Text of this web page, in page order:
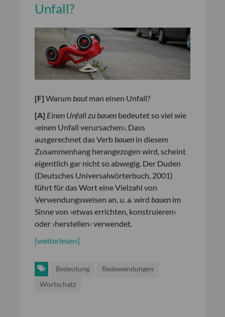
Unfall?
[F] Warum bautman einen Unfall?
[A] Einen Unfall zu bauen bedeutet so viel wie
›einen Unfall verursachen‹. Dass
ausgerechnet das Verb bauen in diesem
Zusammenhang herangezogen wird, scheint
eigentlich gar nicht so abwegig. Der Duden
(Deutsches Universalwörterbuch, 2001)
führt für das Wort eine Vielzahl von
Verwendungsweisen an, u. a. wird bauen im
Sinne von ›etwas errichten, konstruieren‹
oder ›herstellen‹ verwendet.
[weiterlesen]
Bedeutung
Redewendungen
Wortschatz